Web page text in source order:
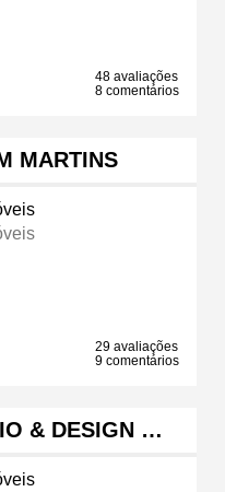
48 avaliações
8 comentários
MARTINS
29 avaliações
9 comentários
& DESIGN …